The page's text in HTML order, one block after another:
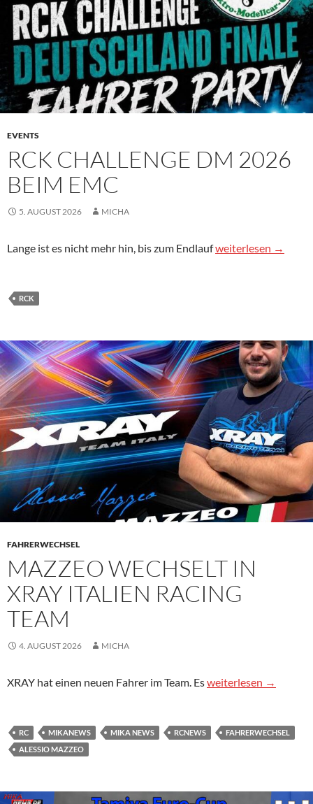
EVENTS
RCK CHALLENGE DM 2026
BEIM EMC
5. AUGUST 2026 MICHA
Lange ist es nicht mehr hin, bis zum EndlaufRCK Challenge DM
weiterlesen →
RCK
FAHRERWECHSEL
MAZZEO WECHSELT IN
XRAY ITALIEN RACING
TEAM
4. AUGUST 2026 MICHA
XRAY hat einen neuen Fahrer im Team. EsMazzeo wechselt in
weiterlesen →
RC MIKANEWS MIKA NEWS RCNEWS
FAHRERWECHSEL
ALESSIO MAZZEO